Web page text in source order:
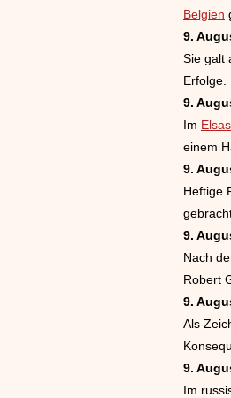
Belgien
9.
Sie galt
Erfolge.
9.
Im
einem
9.
Heftige
9.
Nach
Robert
9.
Als
9.
Im